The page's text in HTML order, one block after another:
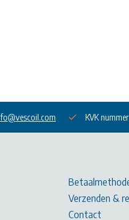
KVK
Verzenden &
Contact